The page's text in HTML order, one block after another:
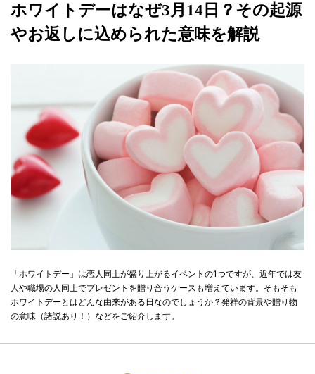
ホワイトデーはなぜ3月14日？その起源
やお返しに込められた意味を解説
「ホワイトデー」は恋人同士が盛り上がるイベントの1つですが、近年では友
人や職場の人同士でプレゼントを贈り合うケースも増えています。そもそも
ホワイトデーとはどんな由来がある日なのでしょうか？発祥の背景や贈り物
の意味（諸説あり！）などをご紹介します。